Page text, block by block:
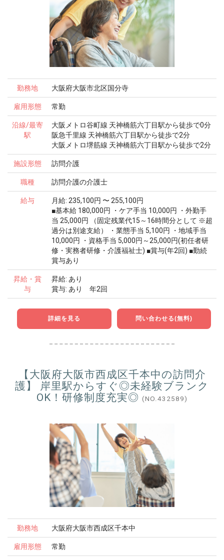
勤務地 大阪府大阪市北区国分寺
雇用形態 常勤
沿線/最寄
駅
大阪メトロ谷町線 天神橋筋六丁目駅から徒歩で0分
阪急千里線 天神橋筋六丁目駅から徒歩で2分
大阪メトロ堺筋線 天神橋筋六丁目駅から徒歩で2分
施設形態 訪問介護
職種 訪問介護の介護士
給与
月給: 235,100円 〜 255,100円
■基本給 180,000円 ・ケア手当 10,000円 ・外勤手
当 25,000円 （固定残業代15～16時間分として ※超
過分は別途支給） ・業態手当 5,100円 ・地域手当
10,000円 ・資格手当 5,000円～25,000円(初任者研
修・実務者研修・介護福祉士) ■賞与(年2回) ■勤続
賞与あり
昇給・賞
与
昇給: あり
賞与: あり 年2回
詳細を見る 問い合わせる(無料)
【大阪府大阪市西成区千本中の訪問介
護】 岸里駅からすぐ◎未経験ブランク
OK！研修制度充実◎ (NO.432589)
勤務地 大阪府大阪市西成区千本中
雇用形態 常勤